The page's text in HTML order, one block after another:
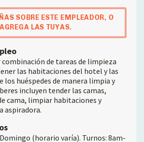
SOBRE ESTE EMPLEADOR, O
AGREGA LAS TUYAS.
combinación de tareas de limpieza
las habitaciones del hotel y las
los huéspedes de manera limpia y
incluyen tender las camas,
cama, limpiar habitaciones y
aspiradora.
(horario varía). Turnos: 8am-